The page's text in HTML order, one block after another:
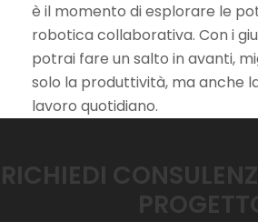
è il momento di esplorare le
robotica collaborativa. Con i
potrai fare un salto in avanti,
solo la produttività, ma anche
lavoro quotidiano.
RICHIEDI
PROGETTO